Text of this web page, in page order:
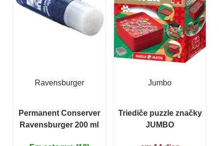
Ravensburger
Permanent Conserver
Ravensburger 200 ml
Jumbo
Triediče puzzle značky
JUMBO